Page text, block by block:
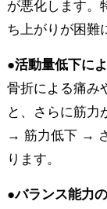
が悪化します。
ち上がりが困難
●活動量低下に
骨折による痛み
と、さらに筋力
→ 筋力低下 →
ります。
●バランス能力